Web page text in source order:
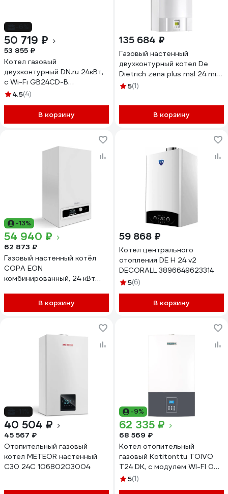
50 719 ₽
53 855 ₽
Котел газовый
двухконтурный DN.ru 24кВт,
с Wi-Fi GB24CD-B
настенный, черный D380-
4.5(4)
В корзину
135 684 ₽
Газовый настенный
двухконтурный котел De
Dietrich zena plus msl 24 mi
ff 24 квт, с закрытой
5(1)
В корзину
-13%
54 940 ₽
62 873 ₽
Газовый настенный котёл
COPA EON
комбинированный, 24 кВт
В корзину
59 868 ₽
Котел центрального
отопления DE Н 24 v2
DECORALL 3896649623314
5(6)
В корзину
40 504 ₽
45 567 ₽
Отопительный газовый
котел METEOR настенный
C30 24C 10680203004
-9%
62 335 ₽
68 569 ₽
Котел отопительный
газовый Kotitonttu TOIVO
T24 DK, с модулем WI-FI 00-
00000663
5(1)